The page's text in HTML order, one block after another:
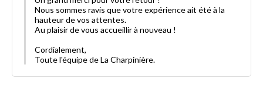
Nous sommes ravis que votre expérience ait été à la
hauteur de vos attentes.
Au plaisir de vous accueillir à nouveau !
Cordialement,
Toute l'équipe de La Charpinière.